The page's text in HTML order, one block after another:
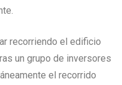
recorriendo el edificio
un grupo de inversores
el recorrido